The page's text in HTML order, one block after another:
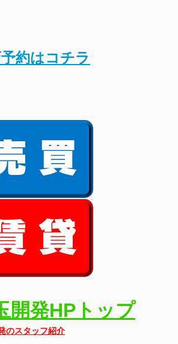
約はコチラ
開発HPトップ
のスタッフ紹介